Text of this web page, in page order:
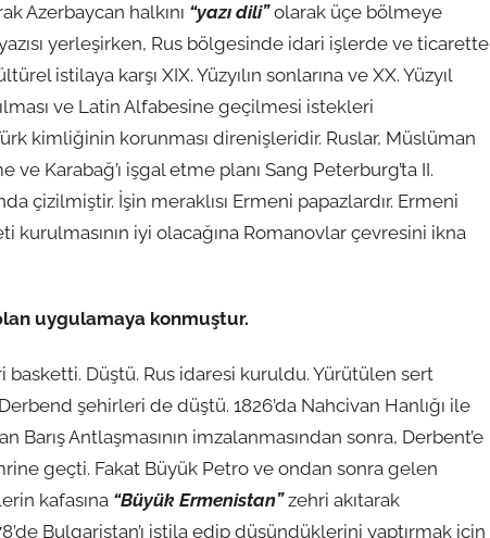
Azerbaycan halkını “yazı dili”olarak üçe bölmeye
yerleşirken, Rus bölgesinde idari işlerde ve ticarette
istilaya karşı XIX. Yüzyılın sonlarına ve XX. Yüzyıl
ve Latin Alfabesine geçilmesi istekleri
kimliğinin korunması direnişleridir. Ruslar, Müslüman
Karabağ’ı işgal etme planı Sang Peterburg’ta II.
çizilmiştir. İşin meraklısı Ermeni papazlardır. Ermeni
kurulmasının iyi olacağına Romanovlar çevresini ikna
uygulamaya konmuştur.
basketti. Düştü. Rus idaresi kuruldu. Yürütülen sert
şehirleri de düştü. 1826’da Nahcivan Hanlığı ile
Barış Antlaşmasının imzalanmasından sonra, Derbent’e
geçti. Fakat Büyük Petro ve ondan sonra gelen
kafasına “Büyük Ermenistan”zehri akıtarak
Bulgaristan’ı istila edip düşündüklerini yaptırmak için